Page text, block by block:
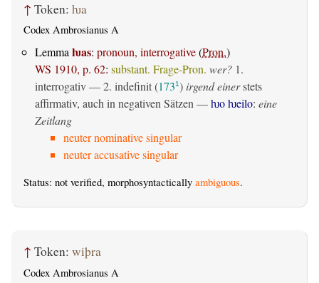
↑ Token: ƕa
Codex Ambrosianus A
Lemma ƕas: pronoun, interrogative(Pron.)
WS 1910, p. 62: substant. Frage-Pron. wer? 1.
interrogativ— 2. indefinit(1731) irgend einerstets
affirmativ, auch in negativen Sätzen —ƕo ƕeilo: eine
Zeitlang
neuter nominative singular
neuter accusative singular
Status: not verified, morphosyntactically ambiguous.
↑ Token: wiþra
Codex Ambrosianus A